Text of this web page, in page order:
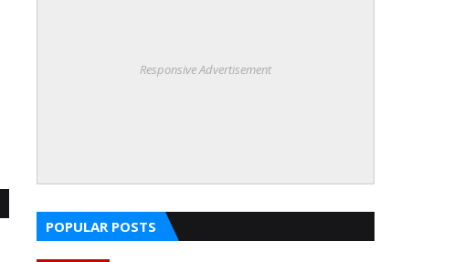
Responsive Advertisement
POPULAR POSTS